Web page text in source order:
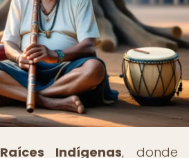
Raíces Indígenas, donde